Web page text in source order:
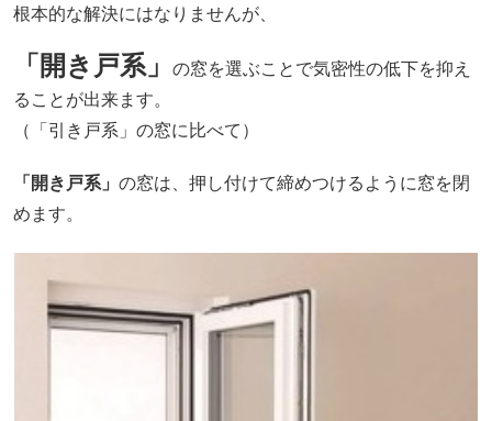
根本的な解決にはなりませんが、
「開き戸系」
の窓を選ぶことで気密性の低下を抑え
ることが出来ます。
（「引き戸系」の窓に比べて）
「開き戸系」 の窓は、押し付けて締めつけるように窓を閉
めます。